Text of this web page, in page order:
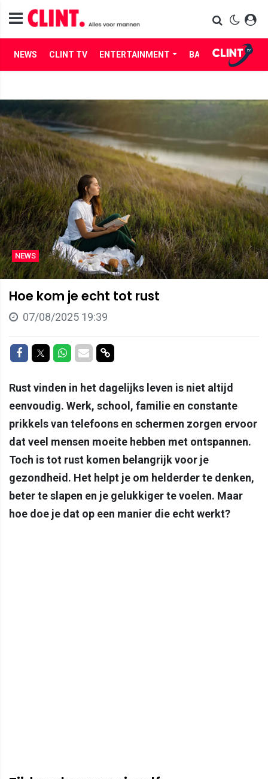
NEWS CLINT TV ENTERTAINMENT BABES LIFE
NEWS
Hoe kom je echt tot rust
07/08/2025 19:39
Delen op Facebook
Delen op Twitter
Delen op Whatsapp
Delen via Mail
Delen via link
Rust vinden in het dagelijks leven is niet altijd
eenvoudig. Werk, school, familie en constante
prikkels van telefoons en schermen zorgen ervoor
dat veel mensen moeite hebben met ontspannen.
Toch is tot rust komen belangrijk voor je
gezondheid. Het helpt je om helderder te denken,
beter te slapen en je gelukkiger te voelen. Maar
hoe doe je dat op een manier die echt werkt?